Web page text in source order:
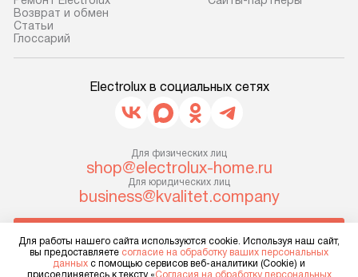
Возврат и обмен
Cтатьи
Глоссарий
Electrolux в социальных сетях
Для физических лиц
shop@electrolux-home.ru
Для юридических лиц
business@kvalitet.company
Политика конфиденциальности
Для работы нашего сайта используются cookie. Используя наш сайт,
вы предоставляете согласие на обработку ваших персональных
данных с помощью сервисов веб-аналитики (Cookie) и
присоединяетесь к тексту «Согласия на обработку персональных